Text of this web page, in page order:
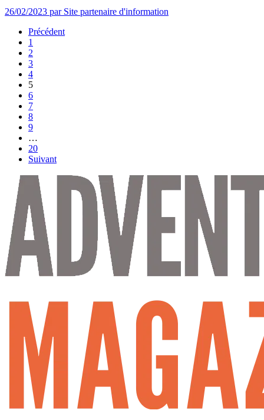
26/02/2023 par Site partenaire d'information
Précédent
1
2
3
4
5
6
7
8
9
…
20
Suivant